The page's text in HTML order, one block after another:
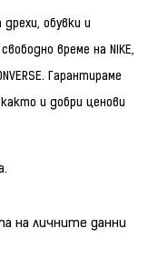
обувки и
време на NIKE,
Гарантираме
и добри ценови
на личните данни